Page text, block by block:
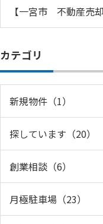
【一宮市 不動産売
カテゴリ
新規物件（1）
探しています（20）
創業相談（6）
月極駐車場（23）